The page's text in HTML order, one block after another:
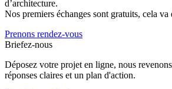
d’architecture.
Nos premiers échanges sont gratuits, cela va
Prenons rendez-vous
Briefez-nous
Déposez votre projet en ligne, nous
réponses claires et un plan d'action.